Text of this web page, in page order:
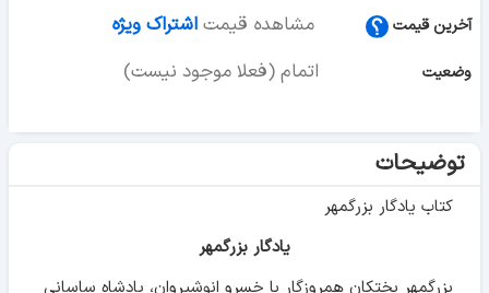
آخرین قیمت مشاهده قیمت اشتراک ویژه
وضعیت اتمام (فعلا موجود نیست)
توضیحات
کتاب یادگار بزرگمهر
یادگار بزرگمهر